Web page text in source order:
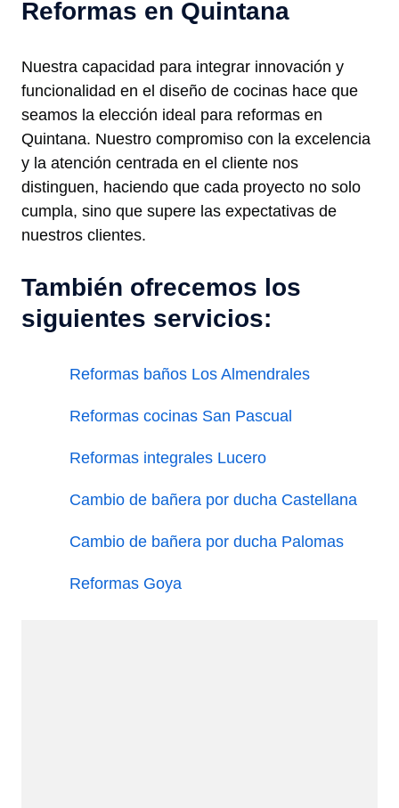
Reformas en Quintana
Nuestra capacidad para integrar innovación y
funcionalidad en el diseño de cocinas hace que
seamos la elección ideal para reformas en
Quintana. Nuestro compromiso con la excelencia
y la atención centrada en el cliente nos
distinguen, haciendo que cada proyecto no solo
cumpla, sino que supere las expectativas de
nuestros clientes.
También ofrecemos los
siguientes servicios:
Reformas baños Los Almendrales
Reformas cocinas San Pascual
Reformas integrales Lucero
Cambio de bañera por ducha Castellana
Cambio de bañera por ducha Palomas
Reformas Goya